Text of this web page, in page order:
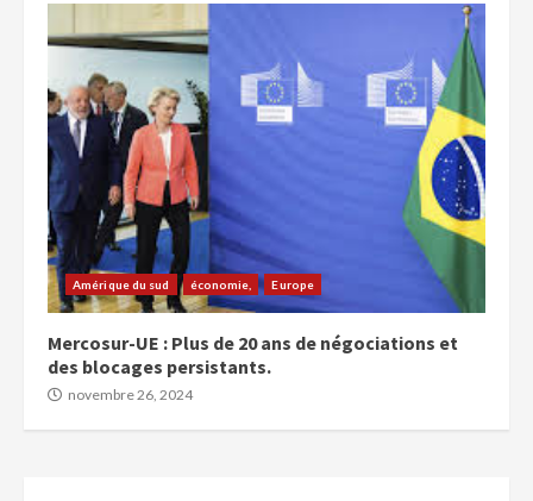
Amérique du sud économie, Europe
Mercosur-UE : Plus de 20 ans de négociations et
des blocages persistants.
novembre 26, 2024